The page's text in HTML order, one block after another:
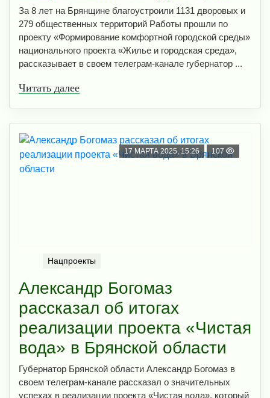
За 8 лет на Брянщине благоустроили 1131 дворовых и
279 общественных территорий Работы прошли по
проекту «Формирование комфортной городской среды»
национального проекта «Жилье и городская среда»,
рассказывает в своем телеграм-канале губернатор ...
Читать далее
17 МАРТА 2025, 15:26 107
Нацпроекты
Александр Богомаз
рассказал об итогах
реализации проекта «Чистая
вода» в Брянской области
Губернатор Брянской области Александр Богомаз в
своем телеграм-канале рассказал о значительных
успехах в реализации проекта «Чистая вода», который